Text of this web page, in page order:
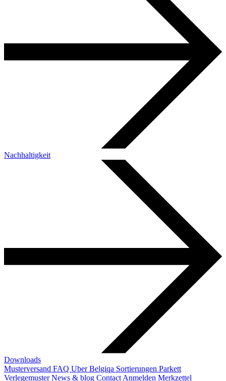
Nachhaltigkeit
Downloads
Musterversand FAQ Uber Belgiqa Sortierungen Parkett
VerlegemusterNews & blog Contact Anmelden Merkzettel